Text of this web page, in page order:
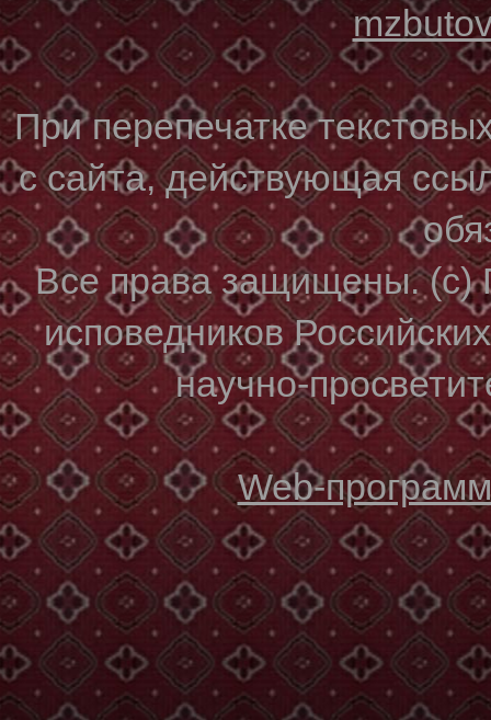
При перепечатке
с сайта, действующая
Все права защищены. (с)
исповедников
научно-
Web-